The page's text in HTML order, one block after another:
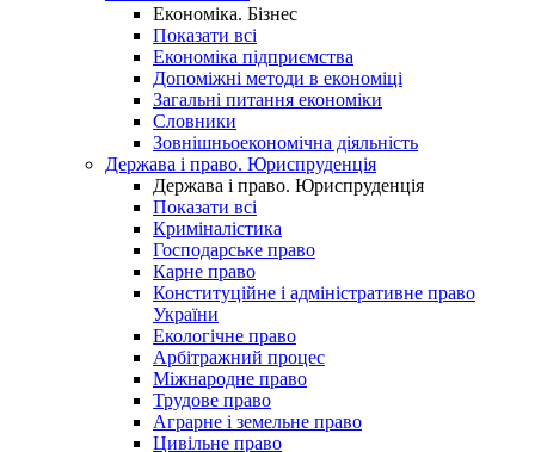
Економіка. Бізнес
Показати всі
Економіка підприємства
Допоміжні методи в економіці
Загальні питання економіки
Словники
Зовнішньоекономічна діяльність
Держава і право. Юриспруденція
Держава і право. Юриспруденція
Показати всі
Криміналістика
Господарське право
Карне право
Конституційне і адміністративне право
України
Екологічне право
Арбітражний процес
Міжнародне право
Трудове право
Аграрне і земельне право
Цивільне право